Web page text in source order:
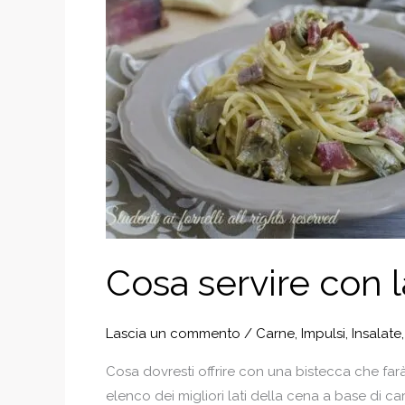
Cosa servire con
Lascia un commento / Carne Impulsi Insalate
Cosa dovresti offrire con una bistecca che
elenco dei migliori lati della cena a base di